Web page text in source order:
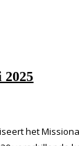
2025
het